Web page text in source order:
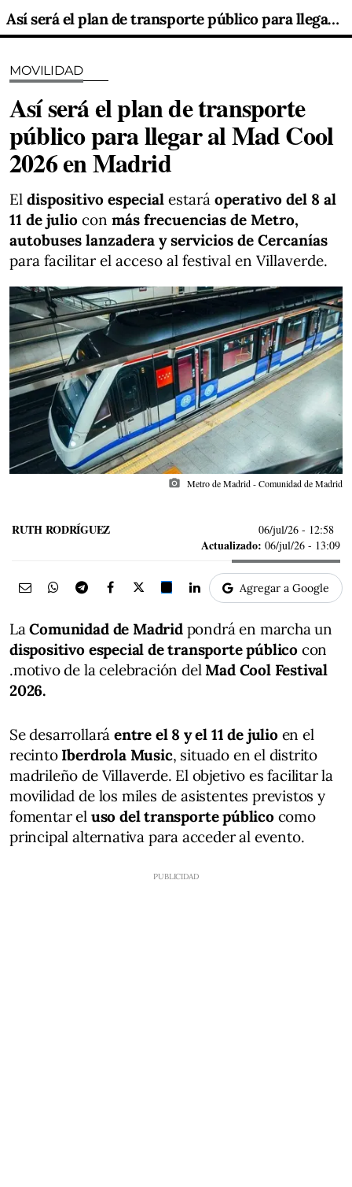
Así será el plan de transporte público para llegar al Mad Cool 2026 en Madrid
MOVILIDAD
Así será el plan de transporte
público para llegar al Mad Cool
2026 en Madrid
El dispositivo especial estará operativo del 8 al
11 de julio con más frecuencias de Metro,
autobuses lanzadera y servicios de Cercanías
para facilitar el acceso al festival en Villaverde.
photo_camera Metro de Madrid - Comunidad de Madrid
RUTH RODRÍGUEZ 06/jul/26 - 12:58
Actualizado: 06/jul/26 - 13:09
Agregar a Google
LaComunidad de Madridpondrá en marcha un
dispositivo especial de transporte público con
.motivo de la celebración del Mad Cool Festival
2026.
Se desarrollará entre el 8 y el 11 de julioen el
recintoIberdrola Music, situado en el distrito
madrileño de Villaverde. El objetivo es facilitar la
movilidad de los miles de asistentes previstos y
fomentar el uso del transporte públicocomo
principal alternativa para acceder al evento.